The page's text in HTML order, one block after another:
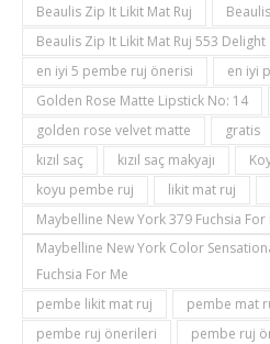
Beaulis Zip It Likit Mat Ruj
Beaulis Zip It Likit Mat Ruj 553 Delight
en iyi 5 pembe ruj önerisi
en iyi
Golden Rose Matte Lipstick No: 14
golden rose velvet matte
gratis
kızıl saç
kızıl saç makyajı
koyu pembe ruj
likit mat ruj
Maybelline New York 379 Fuchsia For
Maybelline New York Color
Fuchsia For Me
pembe likit mat ruj
pembe mat
pembe ruj önerileri
pembe ruj